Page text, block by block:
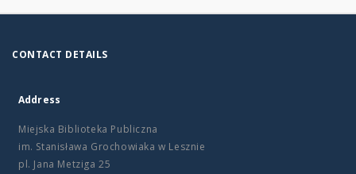
CONTACT DETAILS
Address
Miejska Biblioteka Publiczna
im. Stanisława Grochowiaka w Lesznie
pl. Jana Metziga 25